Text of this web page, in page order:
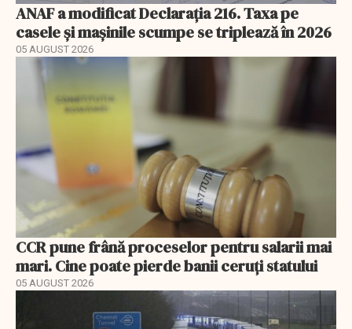
ANAF a modificat Declarația 216. Taxa pe
casele și mașinile scumpe se triplează în 2026
05 AUGUST 2026
CCR pune frână proceselor pentru salarii mai
mari. Cine poate pierde banii ceruți statului
05 AUGUST 2026